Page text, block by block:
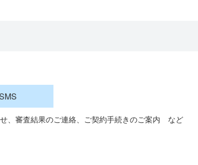
ードの管理
たは携帯電話番号）、「マイページ登録入力」画面で自身
ます（以下、ご連絡先（メールアドレスまたは携帯電話番
は不正使用などの恐れがある場合は、契約者はパスワード
、審査結果のご連絡、ご契約手続きのご案内 など